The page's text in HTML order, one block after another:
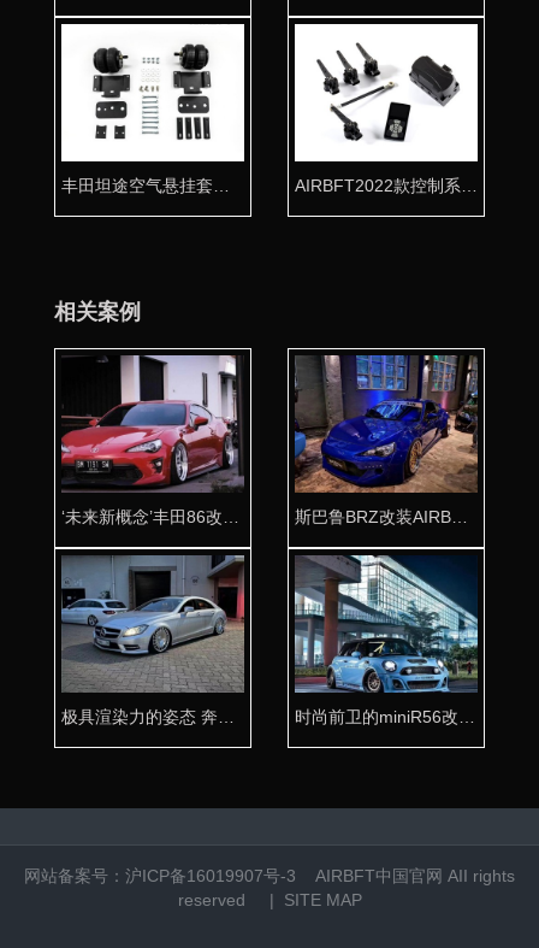
丰田坦途空气悬挂套件 拖挂房车必备利器 AIRBFT2022款控制系统 V4-PH3电控单元
相关案例
‘未来新概念’丰田86改装AIRBFT气动避震低趴姿态 斯巴鲁BRZ改装AIRBFT气动避震荣获最佳后备箱造型‘奖’
极具渲染力的姿态 奔驰CLS改装AIRBFT气动避震 时尚前卫的miniR56改装AIRBFT气动避震
网站备案号： 沪ICP备16019907号-3 AIRBFT中国官网 AII rights
reserved | SITE MAP